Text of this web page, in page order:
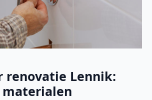
renovatie Lennik: